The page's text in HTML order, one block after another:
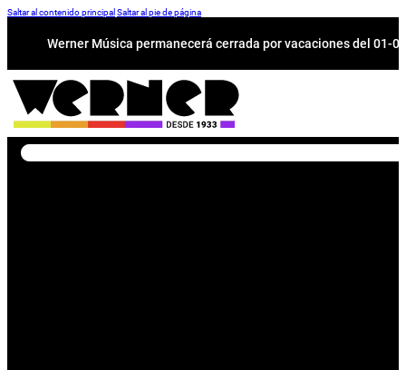
Saltar al contenido principal Saltar al pie de página
Werner Música permanecerá cerrada por vacaciones del 01-
Buscar